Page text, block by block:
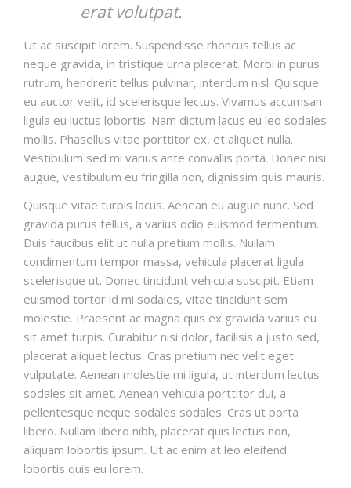
erat volutpat.
Ut ac suscipit lorem. Suspendisse rhoncus tellus ac
neque gravida, in tristique urna placerat. Morbi in purus
rutrum, hendrerit tellus pulvinar, interdum nisl. Quisque
eu auctor velit, id scelerisque lectus. Vivamus accumsan
ligula eu luctus lobortis. Nam dictum lacus eu leo sodales
mollis. Phasellus vitae porttitor ex, et aliquet nulla.
Vestibulum sed mi varius ante convallis porta. Donec nisi
augue, vestibulum eu fringilla non, dignissim quis mauris.
Quisque vitae turpis lacus. Aenean eu augue nunc. Sed
gravida purus tellus, a varius odio euismod fermentum.
Duis faucibus elit ut nulla pretium mollis. Nullam
condimentum tempor massa, vehicula placerat ligula
scelerisque ut. Donec tincidunt vehicula suscipit. Etiam
euismod tortor id mi sodales, vitae tincidunt sem
molestie. Praesent ac magna quis ex gravida varius eu
sit amet turpis. Curabitur nisi dolor, facilisis a justo sed,
placerat aliquet lectus. Cras pretium nec velit eget
vulputate. Aenean molestie mi ligula, ut interdum lectus
sodales sit amet. Aenean vehicula porttitor dui, a
pellentesque neque sodales sodales. Cras ut porta
libero. Nullam libero nibh, placerat quis lectus non,
aliquam lobortis ipsum. Ut ac enim at leo eleifend
lobortis quis eu lorem.